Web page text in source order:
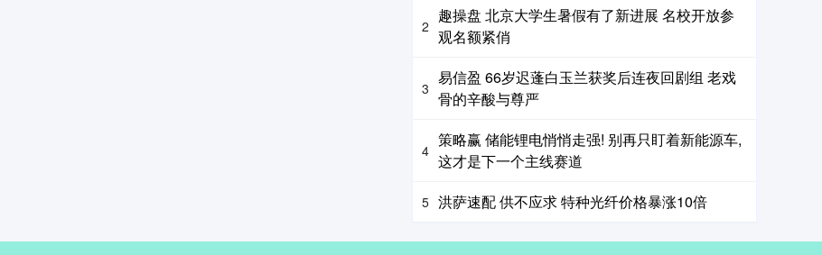
2
趣操盘 北京大学生暑假有了新进展 名校开放参
观名额紧俏
3
易信盈 66岁迟蓬白玉兰获奖后连夜回剧组 老戏
骨的辛酸与尊严
4
策略赢 储能锂电悄悄走强! 别再只盯着新能源车,
这才是下一个主线赛道
5 洪萨速配 供不应求 特种光纤价格暴涨10倍